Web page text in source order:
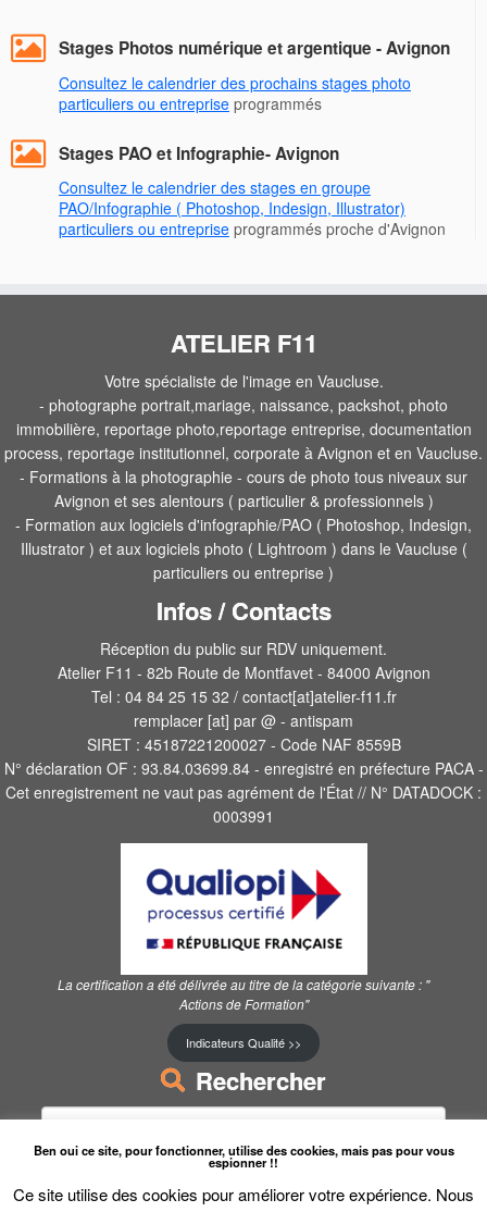
Stages Photos numérique et argentique - Avignon
Consultez le calendrier des prochains stages photo
particuliers ou entreprise programmés
Stages PAO et Infographie- Avignon
Consultez le calendrier des stages en groupe
PAO/Infographie ( Photoshop, Indesign, Illustrator)
particuliers ou entreprise programmés proche d'Avignon
ATELIER F11
Votre spécialiste de l'image en Vaucluse.
- photographe portrait,mariage, naissance, packshot, photo
immobilière, reportage photo,reportage entreprise, documentation
process, reportage institutionnel, corporate à Avignon et en Vaucluse.
- Formations à la photographie - cours de photo tous niveaux sur
Avignon et ses alentours ( particulier & professionnels )
- Formation aux logiciels d'infographie/PAO ( Photoshop, Indesign,
Illustrator ) et aux logiciels photo ( Lightroom ) dans le Vaucluse (
particuliers ou entreprise )
Infos / Contacts
Réception du public sur RDV uniquement.
Atelier F11 - 82b Route de Montfavet - 84000 Avignon
Tel : 04 84 25 15 32 / contact[at]atelier-f11.fr
remplacer [at] par @ - antispam
SIRET : 45187221200027 - Code NAF 8559B
N° déclaration OF : 93.84.03699.84 - enregistré en préfecture PACA -
Cet enregistrement ne vaut pas agrément de l'État // N° DATADOCK :
0003991
La certification a été délivrée au titre de la catégorie suivante : "
Actions de Formation"
Indicateurs Qualité >>
Rechercher
Rechercher :
Ben oui ce site, pour fonctionner, utilise des cookies, mais pas pour vous
espionner !!
Ce site utilise des cookies pour améliorer votre expérience. Nous